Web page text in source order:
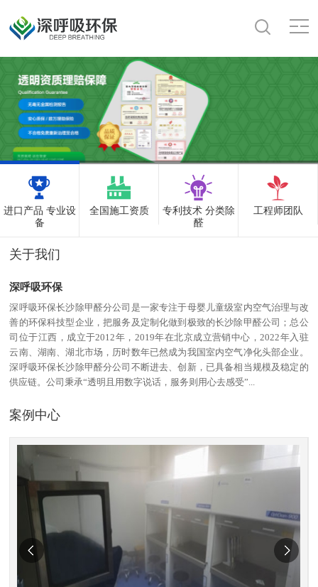
进口产品 专业设
备
全国施工资质
专利技术 分类除
醛
工程师团队
关于我们
深呼吸环保
深呼吸环保长沙除甲醛分公司是一家专注于母婴儿童级室内空气治理与改
善的环保科技型企业，把服务及定制化做到极致的长沙除甲醛公司；总公
司位于江西，成立于2012年，2019年在北京成立营销中心，2022年入驻
云南、湖南、湖北市场，历时数年已然成为我国室内空气净化头部企业。
深呼吸环保长沙除甲醛分公司不断进去、创新，已具备相当规模及稳定的
供应链。公司秉承“透明且用数字说话，服务则用心去感受”...
案例中心